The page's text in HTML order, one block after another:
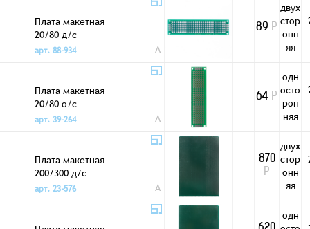
Плата макетная
20/80 д/с
арт. 88-934
A
89 Р
двух
стор
онн
яя
Плата макетная
20/80 о/с
арт. 39-264
A
64 Р
одн
осто
рон
няя
Плата макетная
200/300 д/с
арт. 23-576
A
870
Р
двух
стор
онн
яя
одн